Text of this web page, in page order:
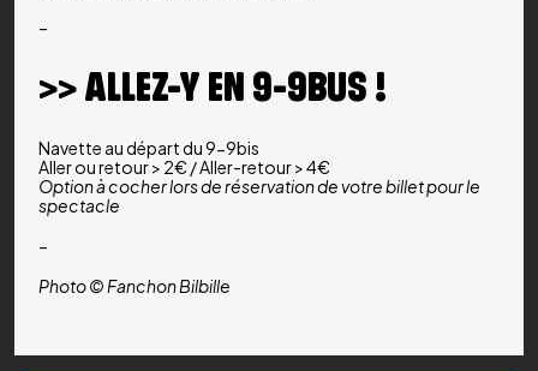
–
>> ALLEZ-Y EN 9-9BUS !
Navette au départ du 9-9bis
Aller ou retour > 2€ / Aller-retour > 4€
Option à cocher lors de réservation de votre billet pour le
spectacle
–
Photo © Fanchon Bilbille